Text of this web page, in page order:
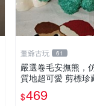
董爺古玩 61
嚴選卷毛安撫熊，
質地超可愛 剪標珍
式毛巾質地 安撫熊
$469